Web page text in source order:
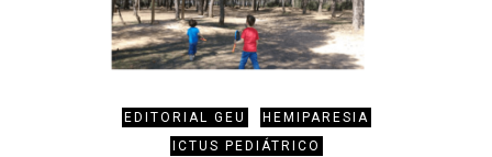
EDITORIAL GEU
HEMIPARESIA
ICTUS PEDIÁTRICO